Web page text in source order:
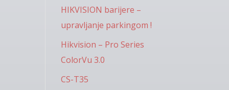
HIKVISION barijere –
upravljanje parkingom !
Hikvision – Pro Series
ColorVu 3.0
CS-T35